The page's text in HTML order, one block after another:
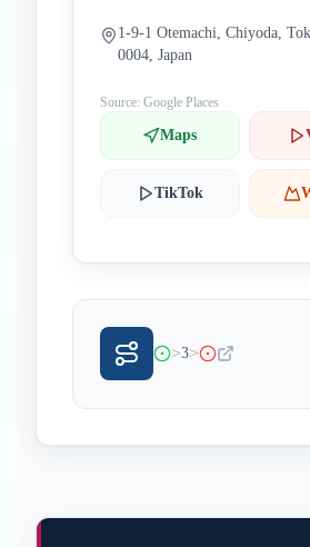
1-9-1 Otemachi, Chiyoda,
0004, Japan
Source: Google Places
Maps
TikTok
>3>